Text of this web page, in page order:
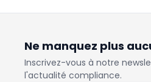
Ne manquez plus
Inscrivez-vous à notre
l'actualité compliance.